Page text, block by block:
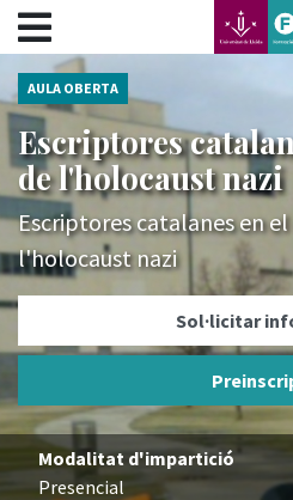
???label.access.jump.footer???
???label.access.jump.menu???
AULA OBERTA
Escriptores
de l'holocaust nazi
Escriptores catalanes en
l'holocaust nazi
Sol·licitar
Modalitat d'impartició
Presencial